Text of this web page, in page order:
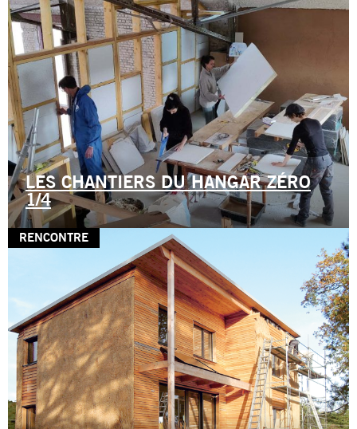
LES CHANTIERS DU HANGAR ZÉRO
1/4
RENCONTRE